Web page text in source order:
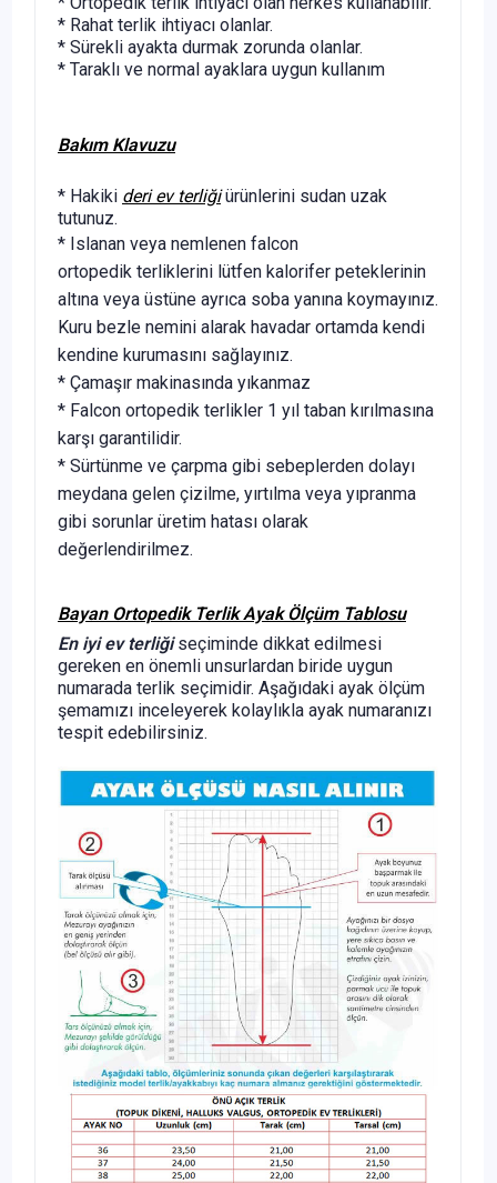
* Rahat terlik ihtiyacı olanlar.
* Sürekli ayakta durmak zorunda olanlar.
* Taraklı ve normal ayaklara uygun kullanım
Bakım Klavuzu
* Hakiki deri ev terliğiürünlerini sudan uzak
tutunuz.
* Islanan veya nemlenen falcon
ortopedik terliklerini lütfen kalorifer peteklerinin
altına veya üstüne ayrıca soba yanına koymayınız.
Kuru bezle nemini alarak havadar ortamda kendi
kendine kurumasını sağlayınız.
* Çamaşır makinasında yıkanmaz
* Falcon ortopedik terlikler 1 yıl taban kırılmasına
karşı garantilidir.
* Sürtünme ve çarpma gibi sebeplerden dolayı
meydana gelen çizilme, yırtılma veya yıpranma
gibi sorunlar üretim hatası olarak
değerlendirilmez.
Bayan Ortopedik Terlik Ayak Ölçüm Tablosu
En iyi ev terliğiseçiminde dikkat edilmesi
gereken en önemli unsurlardan biride uygun
numarada terlik seçimidir. Aşağıdaki ayak ölçüm
şemamızı inceleyerek kolaylıkla ayak numaranızı
tespit edebilirsiniz.